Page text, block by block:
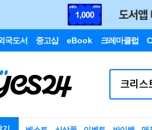
국도서 중고샵 eBook 크레마클럽